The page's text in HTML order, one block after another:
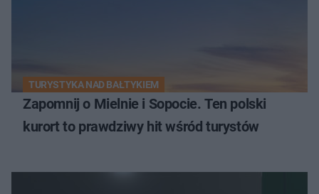
TURYSTYKA NAD BAŁTYKIEM
Zapomnij o Mielnie i Sopocie. Ten polski
kurort to prawdziwy hit wśród turystów